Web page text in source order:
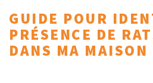
GUIDE POUR
PRÉSENCE DE
DANS MA MAISON